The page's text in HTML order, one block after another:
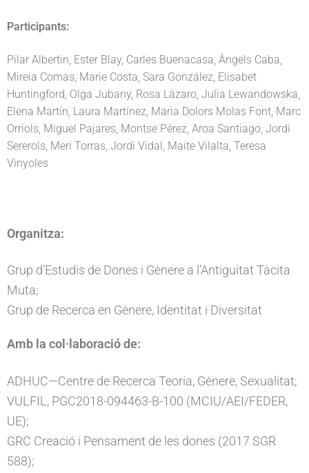
Participants:
Pilar Albertin, Ester Blay, Carles Buenacasa, Àngels Caba,
Mireia Comas, Marie Costa, Sara González, Elisabet
Huntingford, Olga Jubany, Rosa Lázaro, Julia Lewandowska,
Elena Martín, Laura Martínez, Maria Dolors Molas Font, Marc
Orriols, Miguel Pajares, Montse Pérez, Aroa Santiago, Jordi
Sererols, Meri Torras, Jordi Vidal, Maite Vilalta, Teresa
Vinyoles
Organitza:
Grup d’Estudis de Dones i Gènere a l’Antiguitat Tàcita
Muta;
Grup de Recerca en Gènere, Identitat i Diversitat
Amb la col·laboració de:
ADHUC—Centre de Recerca Teoria, Gènere, Sexualitat;
VULFIL, PGC2018-094463-B-100 (MCIU/AEI/FEDER,
UE);
GRC Creació i Pensament de les dones (2017 SGR
588);